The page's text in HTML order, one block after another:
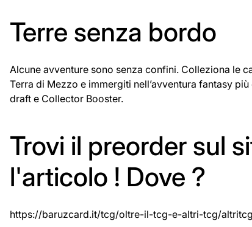
Terre senza bordo
Alcune avventure sono senza confini. Colleziona le
Terra di Mezzo e immergiti nell’avventura fantasy
draft e Collector Booster.
Trovi il preorder sul
l'articolo ! Dove ?
https://baruzcard.it/tcg/oltre-il-tcg-e-altri-tcg/